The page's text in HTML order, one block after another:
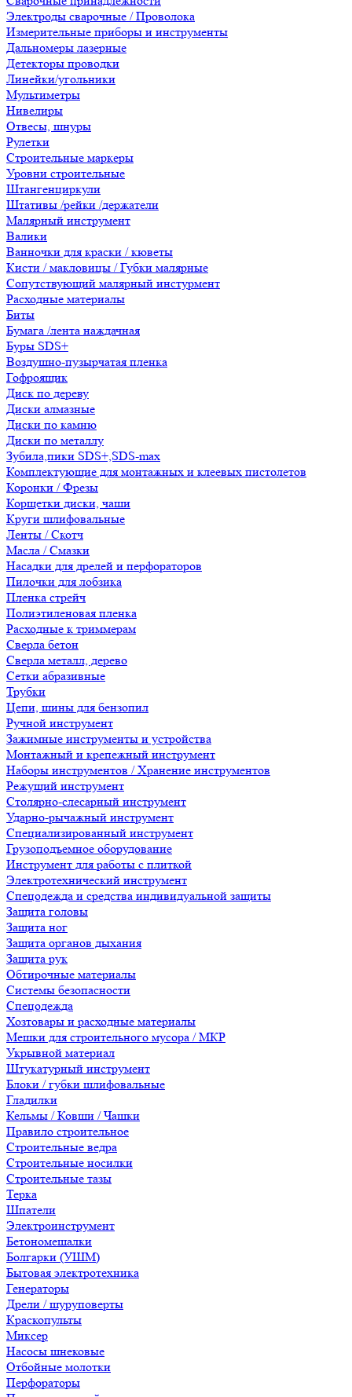
Электроды сварочные / Проволока
Измерительные приборы и инструменты
Дальномеры лазерные
Детекторы проводки
Линейки/угольники
Мультиметры
Нивелиры
Отвесы, шнуры
Рулетки
Строительные маркеры
Уровни строительные
Штангенциркули
Штативы /рейки /держатели
Малярный инструмент
Валики
Ванночки для краски / кюветы
Кисти / макловицы / Губки малярные
Сопутствующий малярный инстурмент
Расходные материалы
Биты
Бумага /лента наждачная
Буры SDS+
Воздушно-пузырчатая пленка
Гофроящик
Диск по дереву
Диски алмазные
Диски по камню
Диски по металлу
Зубила,пики SDS+,SDS-max
Комплектующие для монтажных и клеевых пистолетов
Коронки / Фрезы
Корщетки диски, чаши
Круги шлифовальные
Ленты / Скотч
Масла / Смазки
Насадки для дрелей и перфораторов
Пилочки для лобзика
Пленка стрейч
Полиэтиленовая пленка
Расходные к триммерам
Сверла бетон
Сверла металл, дерево
Сетки абразивные
Трубки
Цепи, шины для бензопил
Ручной инструмент
Зажимные инструменты и устройства
Монтажный и крепежный инструмент
Наборы инструментов / Хранение инструментов
Режущий инструмент
Столярно-слесарный инструмент
Ударно-рычажный инструмент
Специализированный инструмент
Грузоподъемное оборудование
Инструмент для работы с плиткой
Электротехнический инструмент
Спецодежда и средства индивидуальной защиты
Защита головы
Защита ног
Защита органов дыхания
Защита рук
Обтирочные материалы
Системы безопасности
Спецодежда
Хозтовары и расходные материалы
Мешки для строительного мусора / МКР
Укрывной материал
Штукатурный инструмент
Блоки / губки шлифовальные
Гладилки
Кельмы / Ковши / Чашки
Правило строительное
Строительные ведра
Строительные носилки
Строительные тазы
Терка
Шпатели
Электроинструмент
Бетономешалки
Болгарки (УШМ)
Бытовая электротехника
Генераторы
Дрели / шуруповерты
Краскопульты
Миксер
Насосы шнековые
Отбойные молотки
Перфораторы